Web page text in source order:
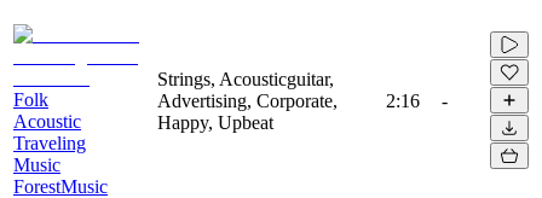
Folk
Acoustic
Traveling
Music
ForestMusic
Strings, Acousticguitar,
Advertising, Corporate,
Happy, Upbeat
2:16 -